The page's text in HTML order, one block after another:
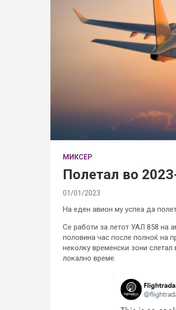
МИКСЕР
Полетал во
01/01/2023
На еден авион му успеа да
Се работи за летот УАЛ 858 на
половина час после полноќ на
неколку временски зони
локално време.